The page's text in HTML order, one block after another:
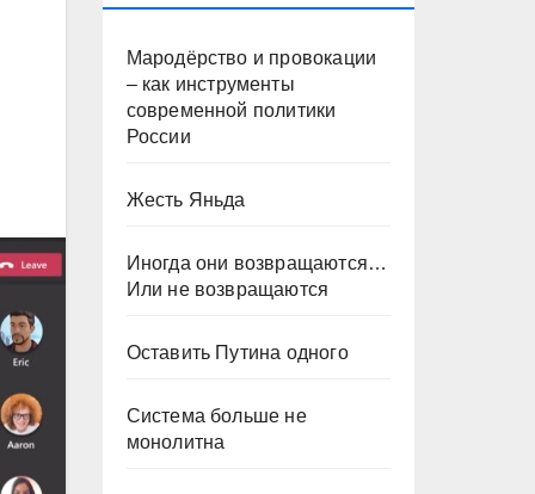
Мародёрство и провокации
– как инструменты
современной политики
России
Жесть Яньда
Иногда они возвращаются…
Или не возвращаются
Оставить Путина одного
Система больше не
монолитна